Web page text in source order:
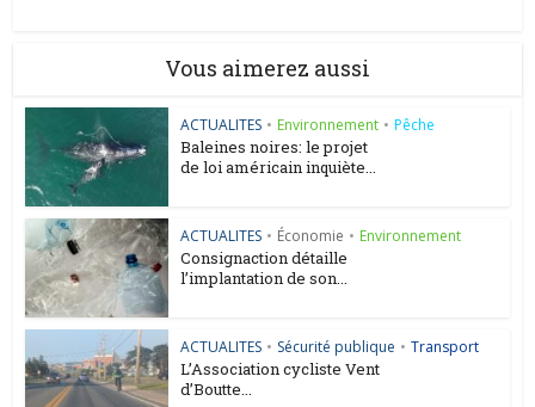
Vous aimerez aussi
ACTUALITES • Environnement • Pêche
Baleines noires: le projet
de loi américain inquiète...
ACTUALITES • Économie • Environnement
Consignaction détaille
l’implantation de son...
ACTUALITES • Sécurité publique • Transport
L’Association cycliste Vent
d’Boutte...